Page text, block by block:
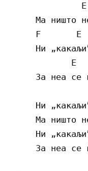
Ма ништо
F       E
Ни
E
За неа се
Ни
Ма ништо
Ни
За неа се